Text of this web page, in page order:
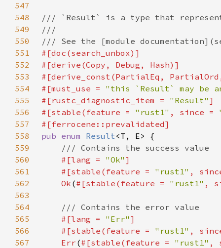
547
548
549
550
551
552
553
554
#[must_use = "this `Result` may be
555
#[rustc_diagnostic_item = "Result"
556
#[stable(feature = "rust1" , since =
557
558
pub enum Result
559
560
#[lang = "Ok"
561
    #[stable(feature =
"rust1" ,
562
Ok (#[stable(feature = "rust1" ,
563
564
565
#[lang = "Err"
566
    #[stable(feature =
"rust1" ,
567
Err (#[stable(feature = "rust1" ,